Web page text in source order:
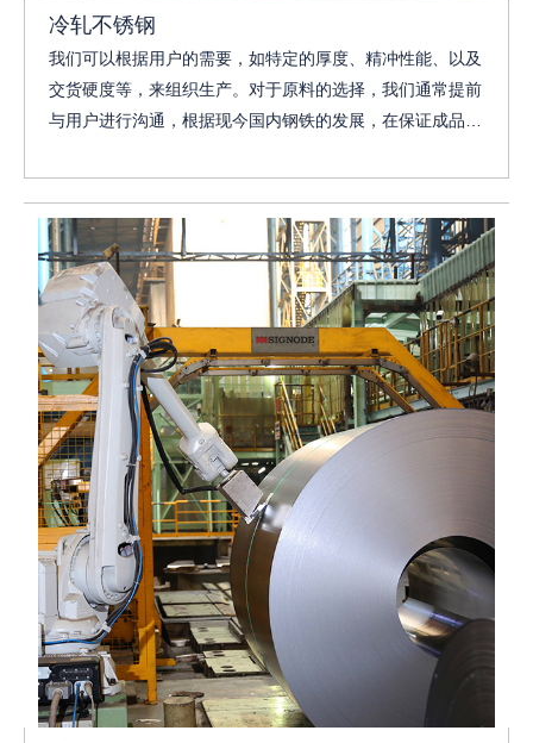
冷轧不锈钢
我们可以根据用户的需要，如特定的厚度、精冲性能、以及
交货硬度等，来组织生产。对于原料的选择，我们通常提前
与用户进行沟通，根据现今国内钢铁的发展，在保证成品性
股份，鞍钢股份等。也可以采用进口原料进行冷轧压延工